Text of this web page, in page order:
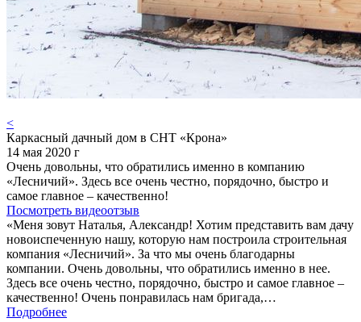
<
Каркасный дачный дом в СНТ «Крона»
14 мая 2020 г
Очень довольны, что обратились именно в компанию
«Лесничий». Здесь все очень честно, порядочно, быстро и
самое главное – качественно!
Посмотреть видеоотзыв
«Меня зовут Наталья, Александр! Хотим представить вам дачу
новоиспеченную нашу, которую нам построила строительная
компания «Лесничий». За что мы очень благодарны
компании. Очень довольны, что обратились именно в нее.
Здесь все очень честно, порядочно, быстро и самое главное –
качественно! Очень понравилась нам бригада,…
Подробнее